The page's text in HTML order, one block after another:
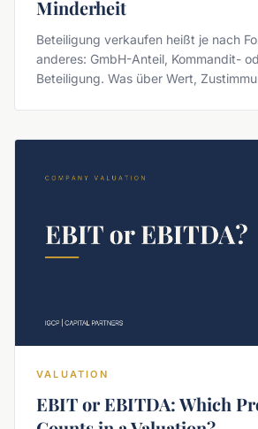
Minderheit
Beteiligung verkaufen heißt je nach
anderes: GmbH-Anteil, Kommandit-
Beteiligung. Was über Wert,
VALUATION
EBIT or EBITDA: Which